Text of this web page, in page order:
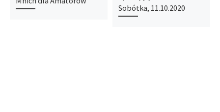
Sobótka, 11.10.2020